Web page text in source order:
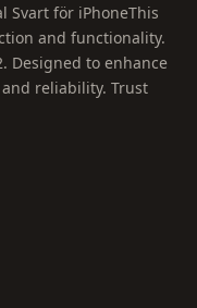
Svart för iPhoneThis
and functionality.
Designed to enhance
reliability. Trust